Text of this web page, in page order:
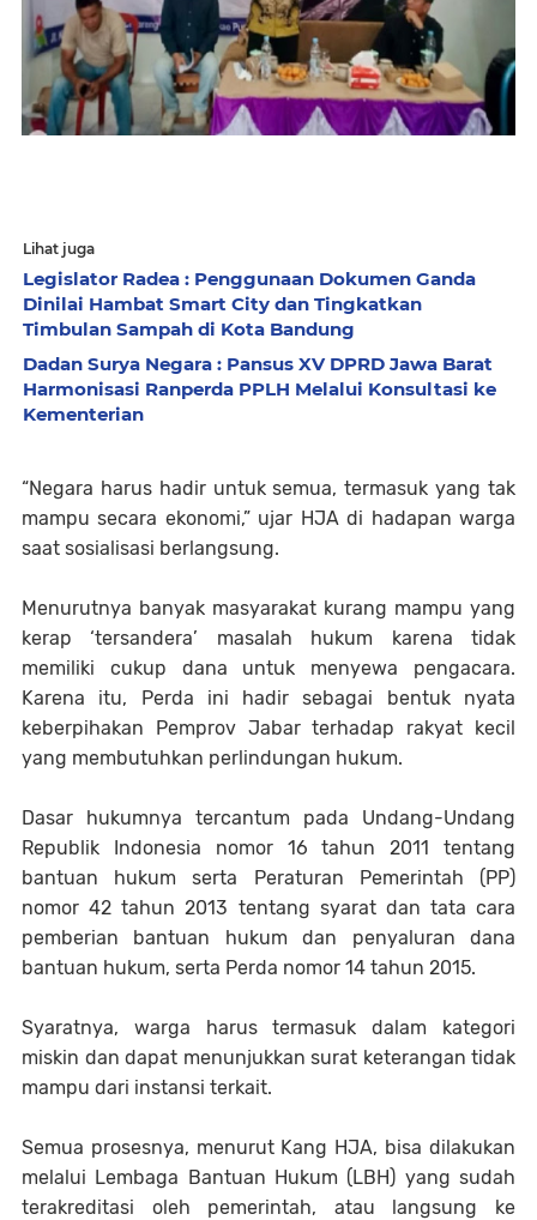
Lihat juga
Legislator Radea : Penggunaan Dokumen Ganda
Dinilai Hambat Smart City dan Tingkatkan
Timbulan Sampah di Kota Bandung
Dadan Surya Negara : Pansus XV DPRD Jawa Barat
Harmonisasi Ranperda PPLH Melalui Konsultasi ke
Kementerian
“Negara harus hadir untuk semua, termasuk yang tak
mampu secara ekonomi,” ujar HJA di hadapan warga
saat sosialisasi berlangsung.
Menurutnya banyak masyarakat kurang mampu yang
kerap ‘tersandera’ masalah hukum karena tidak
memiliki cukup dana untuk menyewa pengacara.
Karena itu, Perda ini hadir sebagai bentuk nyata
keberpihakan Pemprov Jabar terhadap rakyat kecil
yang membutuhkan perlindungan hukum.
Dasar hukumnya tercantum pada Undang-Undang
Republik Indonesia nomor 16 tahun 2011 tentang
bantuan hukum serta Peraturan Pemerintah (PP)
nomor 42 tahun 2013 tentang syarat dan tata cara
pemberian bantuan hukum dan penyaluran dana
bantuan hukum, serta Perda nomor 14 tahun 2015.
Syaratnya, warga harus termasuk dalam kategori
miskin dan dapat menunjukkan surat keterangan tidak
mampu dari instansi terkait.
Semua prosesnya, menurut Kang HJA, bisa dilakukan
melalui Lembaga Bantuan Hukum (LBH) yang sudah
terakreditasi oleh pemerintah, atau langsung ke